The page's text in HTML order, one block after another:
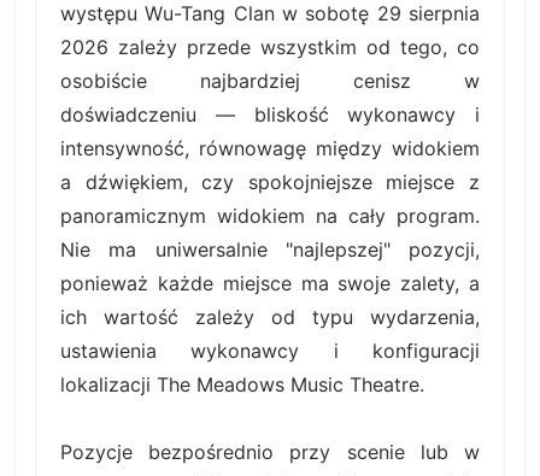
występu Wu-Tang Clan w sobotę 29 sierpnia
2026 zależy przede wszystkim od tego, co
osobiście najbardziej cenisz w
doświadczeniu — bliskość wykonawcy i
intensywność, równowagę między widokiem
a dźwiękiem, czy spokojniejsze miejsce z
panoramicznym widokiem na cały program.
Nie ma uniwersalnie "najlepszej" pozycji,
ponieważ każde miejsce ma swoje zalety, a
ich wartość zależy od typu wydarzenia,
ustawienia wykonawcy i konfiguracji
lokalizacji The Meadows Music Theatre.
Pozycje bezpośrednio przy scenie lub w